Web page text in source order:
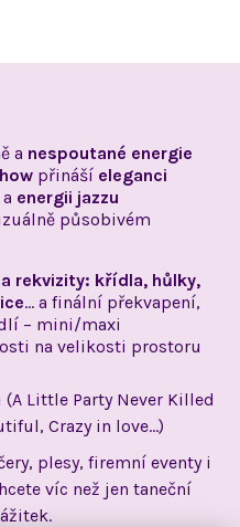
a nespoutané energie
přináší eleganci
a energii jazzu
působivém
a rekvizity: křídla, hůlky,
… a finální překvapení,
– mini/maxi
na velikosti prostoru
Little Party Never Killed
Crazy in love…)
plesy, firemní eventy i
víc než jen taneční